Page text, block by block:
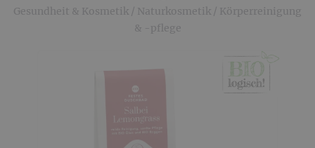
Gesundheit & Kosmetik / Naturkosmetik / Körperreinigung
& -pflege